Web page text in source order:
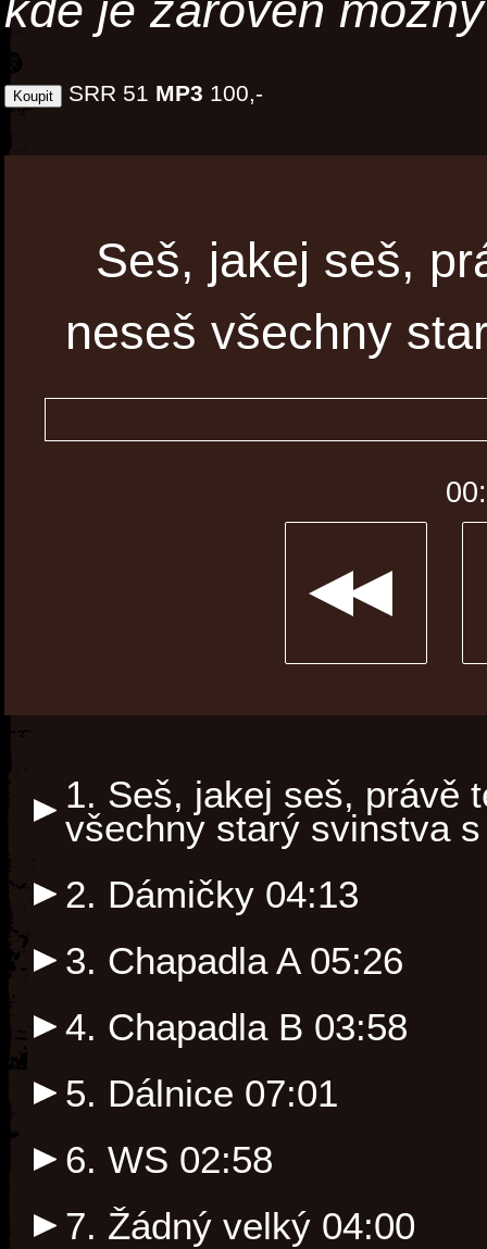
SRR 51 MP3 100,-
Seš, jakej seš,
neseš všechny
1. Seš, jakej seš, právě
všechny starý svinstva
2. Dámičky 04:13
3. Chapadla A 05:26
4. Chapadla B 03:58
5. Dálnice 07:01
6. WS 02:58
7. Žádný velký 04:00